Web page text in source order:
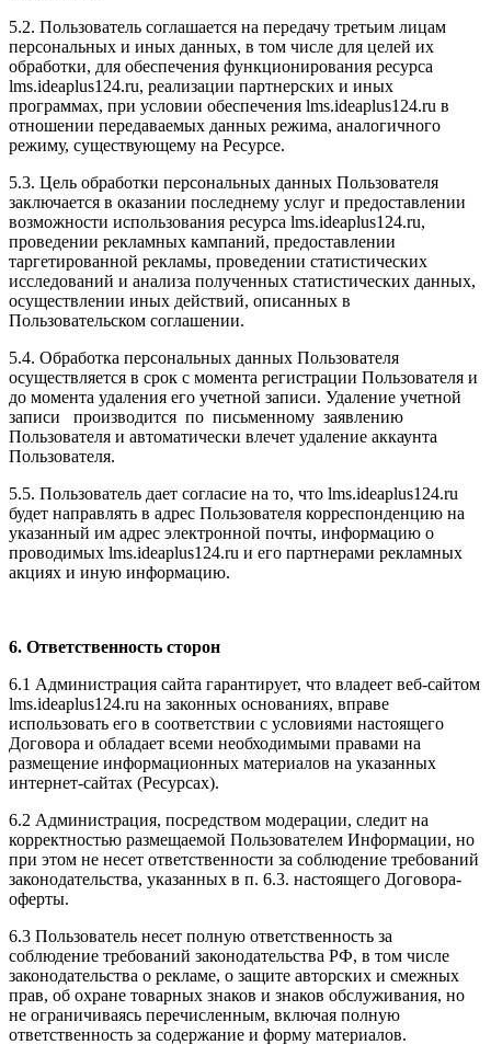
5.2. Пользователь соглашается на передачу третьим лицам
персональных и иных данных, в том числе для целей их
обработки, для обеспечения функционирования ресурса
lms.ideaplus124.ru, реализации партнерских и иных
программах, при условии обеспечения lms.ideaplus124.ru в
отношении передаваемых данных режима, аналогичного
режиму, существующему на Ресурсе.
5.3. Цель обработки персональных данных Пользователя
заключается в оказании последнему услуг и предоставлении
возможности использования ресурса lms.ideaplus124.ru,
проведении рекламных кампаний, предоставлении
таргетированной рекламы, проведении статистических
исследований и анализа полученных статистических данных,
осуществлении иных действий, описанных в
Пользовательском соглашении.
5.4. Обработка персональных данных Пользователя
осуществляется в срок с момента регистрации Пользователя и
до момента удаления его учетной записи. Удаление учетной
записи производится по письменному заявлению
Пользователя и автоматически влечет удаление аккаунта
Пользователя.
5.5. Пользователь дает согласие на то, что lms.ideaplus124.ru
будет направлять в адрес Пользователя корреспонденцию на
указанный им адрес электронной почты, информацию о
проводимых lms.ideaplus124.ru и его партнерами рекламных
акциях и иную информацию.
6. Ответственность сторон
6.1 Администрация сайта гарантирует, что владеет веб-сайтом
lms.ideaplus124.ru на законных основаниях, вправе
использовать его в соответствии с условиями настоящего
Договора и обладает всеми необходимыми правами на
размещение информационных материалов на указанных
интернет-сайтах (Ресурсах).
6.2 Администрация, посредством модерации, следит на
корректностью размещаемой Пользователем Информации, но
при этом не несет ответственности за соблюдение требований
законодательства, указанных в п. 6.3. настоящего Договора-
оферты.
6.3 Пользователь несет полную ответственность за
соблюдение требований законодательства РФ, в том числе
законодательства о рекламе, о защите авторских и смежных
прав, об охране товарных знаков и знаков обслуживания, но
не ограничиваясь перечисленным, включая полную
ответственность за содержание и форму материалов.